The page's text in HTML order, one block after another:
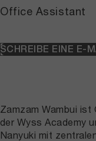
Office Assistant
SCHREIBE EINE E-
Zamzam Wambui
der Wyss Academy
Nanyuki mit